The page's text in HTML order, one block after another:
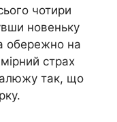
чотири
новеньку
обережно на
страх
так, що